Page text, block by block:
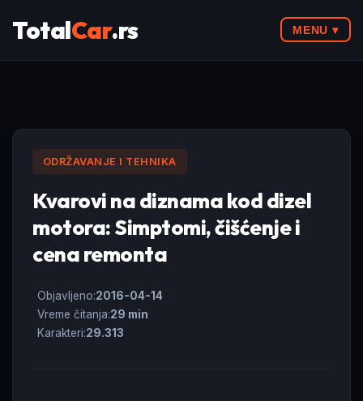
TotalCar.rs MENU ▾
ODRŽAVANJE I TEHNIKA
Kvarovi na diznama kod dizel
motora: Simptomi, čišćenje i
cena remonta
Objavljeno:2016-04-14
Vreme čitanja:29 min
Karakteri:29.313